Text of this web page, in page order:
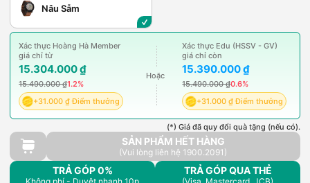
Nâu Sẫm
Xác thực Hoàng Hà Member
giá chỉ từ
15.304.000 ₫
15.490.000 ₫1.2%
+31.000 ₫ Điểm thưởng
Hoặc
Xác thực Edu (HSSV - GV)
giá chỉ còn
15.390.000 ₫
15.490.000 ₫0.6%
+31.000 ₫ Điểm thưởng
(*) Giá đã quy đổi quà tặng (nếu có).
SẢN PHẨM HẾT HÀNG
(Vui lòng liên hệ 1900.2091)
TRẢ GÓP 0% TRẢ GÓP QUA THẺ